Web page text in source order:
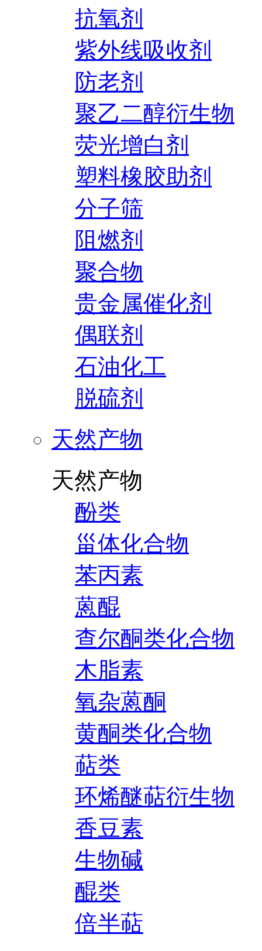
抗氧剂
紫外线吸收剂
防老剂
聚乙二醇衍生物
荧光增白剂
塑料橡胶助剂
分子筛
阻燃剂
聚合物
贵金属催化剂
偶联剂
石油化工
脱硫剂
天然产物
天然产物
酚类
甾体化合物
苯丙素
蒽醌
查尔酮类化合物
木脂素
氧杂蒽酮
黄酮类化合物
萜类
环烯醚萜衍生物
香豆素
生物碱
醌类
倍半萜